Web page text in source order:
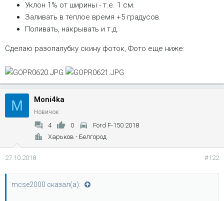
Уклон 1% от ширины - т.е. 1 см.
Заливать в теплое время +5 градусов.
Поливать, накрывать и т.д.
Сделаю разопалубку скину фоток, Фото еще ниже:
M Moni4ka
Новичок
4 0
Ford F-150 2018
Харьков - Белгород
27.10.2018 #122
mcse2000 сказал(а):